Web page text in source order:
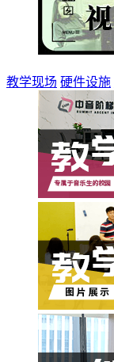
教学现场 硬件设施